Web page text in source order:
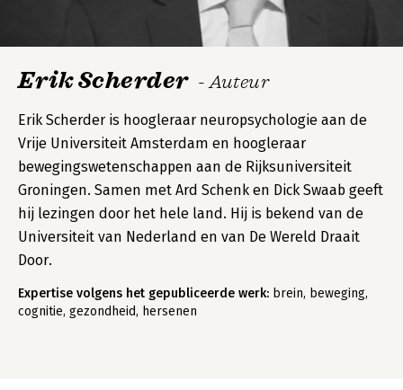
Erik Scherder - Auteur
Erik Scherder is hoogleraar neuropsychologie aan de
Vrije Universiteit Amsterdam en hoogleraar
bewegingswetenschappen aan de Rijksuniversiteit
Groningen. Samen met Ard Schenk en Dick Swaab geeft
hij lezingen door het hele land. Hij is bekend van de
Universiteit van Nederland en van De Wereld Draait
Door.
Expertise volgens het gepubliceerde werk: brein, beweging,
cognitie, gezondheid, hersenen